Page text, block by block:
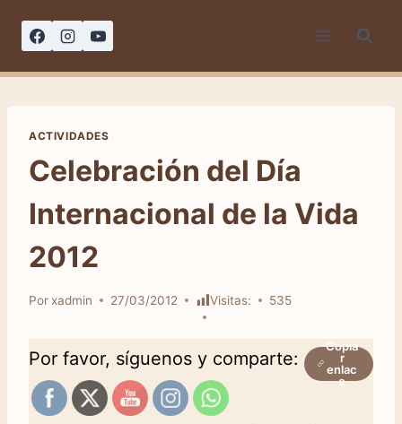
ACTIVIDADES
Celebración del Día
Internacional de la Vida
2012
Por xadmin 27/03/2012 Visitas: 535
Por favor, síguenos y comparte:
Copia
r
enlac
e